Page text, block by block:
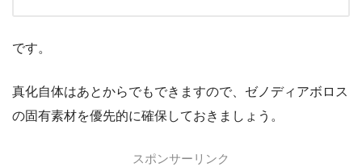
です。
真化自体はあとからでもできますので、ゼノディアボロス
の固有素材を優先的に確保しておきましょう。
スポンサーリンク